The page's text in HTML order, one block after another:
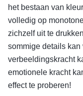
het bestaan van
volledig op
zichzelf uit te
sommige details
verbeeldingskracht
emotionele kracht
effect te proberen!